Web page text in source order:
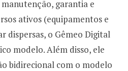
garantia e
ativos (equipamentos e
dispersas, o Gêmeo Digital
modelo. Além disso, ele
bidirecional com o modelo